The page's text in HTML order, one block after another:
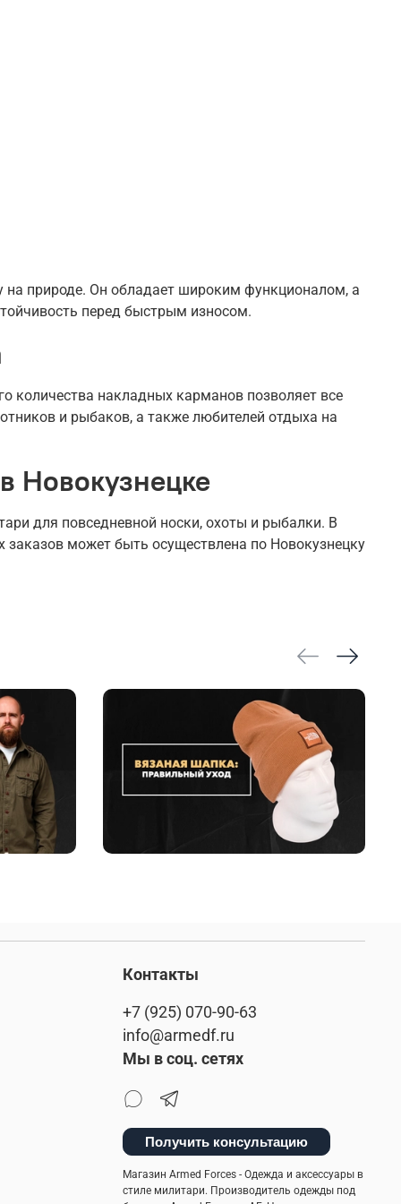
природе. Он обладает широким функционалом, а
перед быстрым износом.
количества накладных карманов позволяет все
и рыбаков, а также любителей отдыха на
Новокузнецке
для повседневной носки, охоты и рыбалки. В
заказов может быть осуществлена по Новокузнецку
Контакты
+7 (925) 070-90-63
info@armedf.ru
Мы в соц. сетях
Получить консультацию
Магазин Armed Forces - Одежда и аксессуары в
стиле милитари. Производитель одежды под